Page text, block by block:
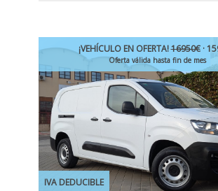
IVA DEDUCIBLE
¡VEHÍCULO EN OFERTA!16950€·
Oferta válida hasta fin de mes